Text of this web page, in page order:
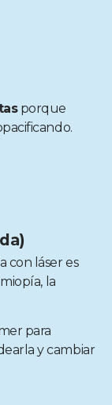
porque
con láser es
la
para
y cambiar